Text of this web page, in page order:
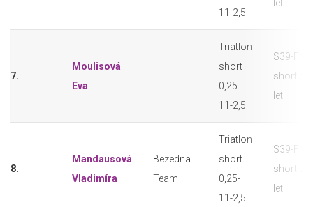
11-2,5
let
7.
Moulisová
Eva
Triatlon
short
0,25-
11-2,5
S39-F
short do
let
8.
Mandausová
Vladimíra
Bezedna
Team
Triatlon
short
0,25-
11-2,5
S39-F
short do
let